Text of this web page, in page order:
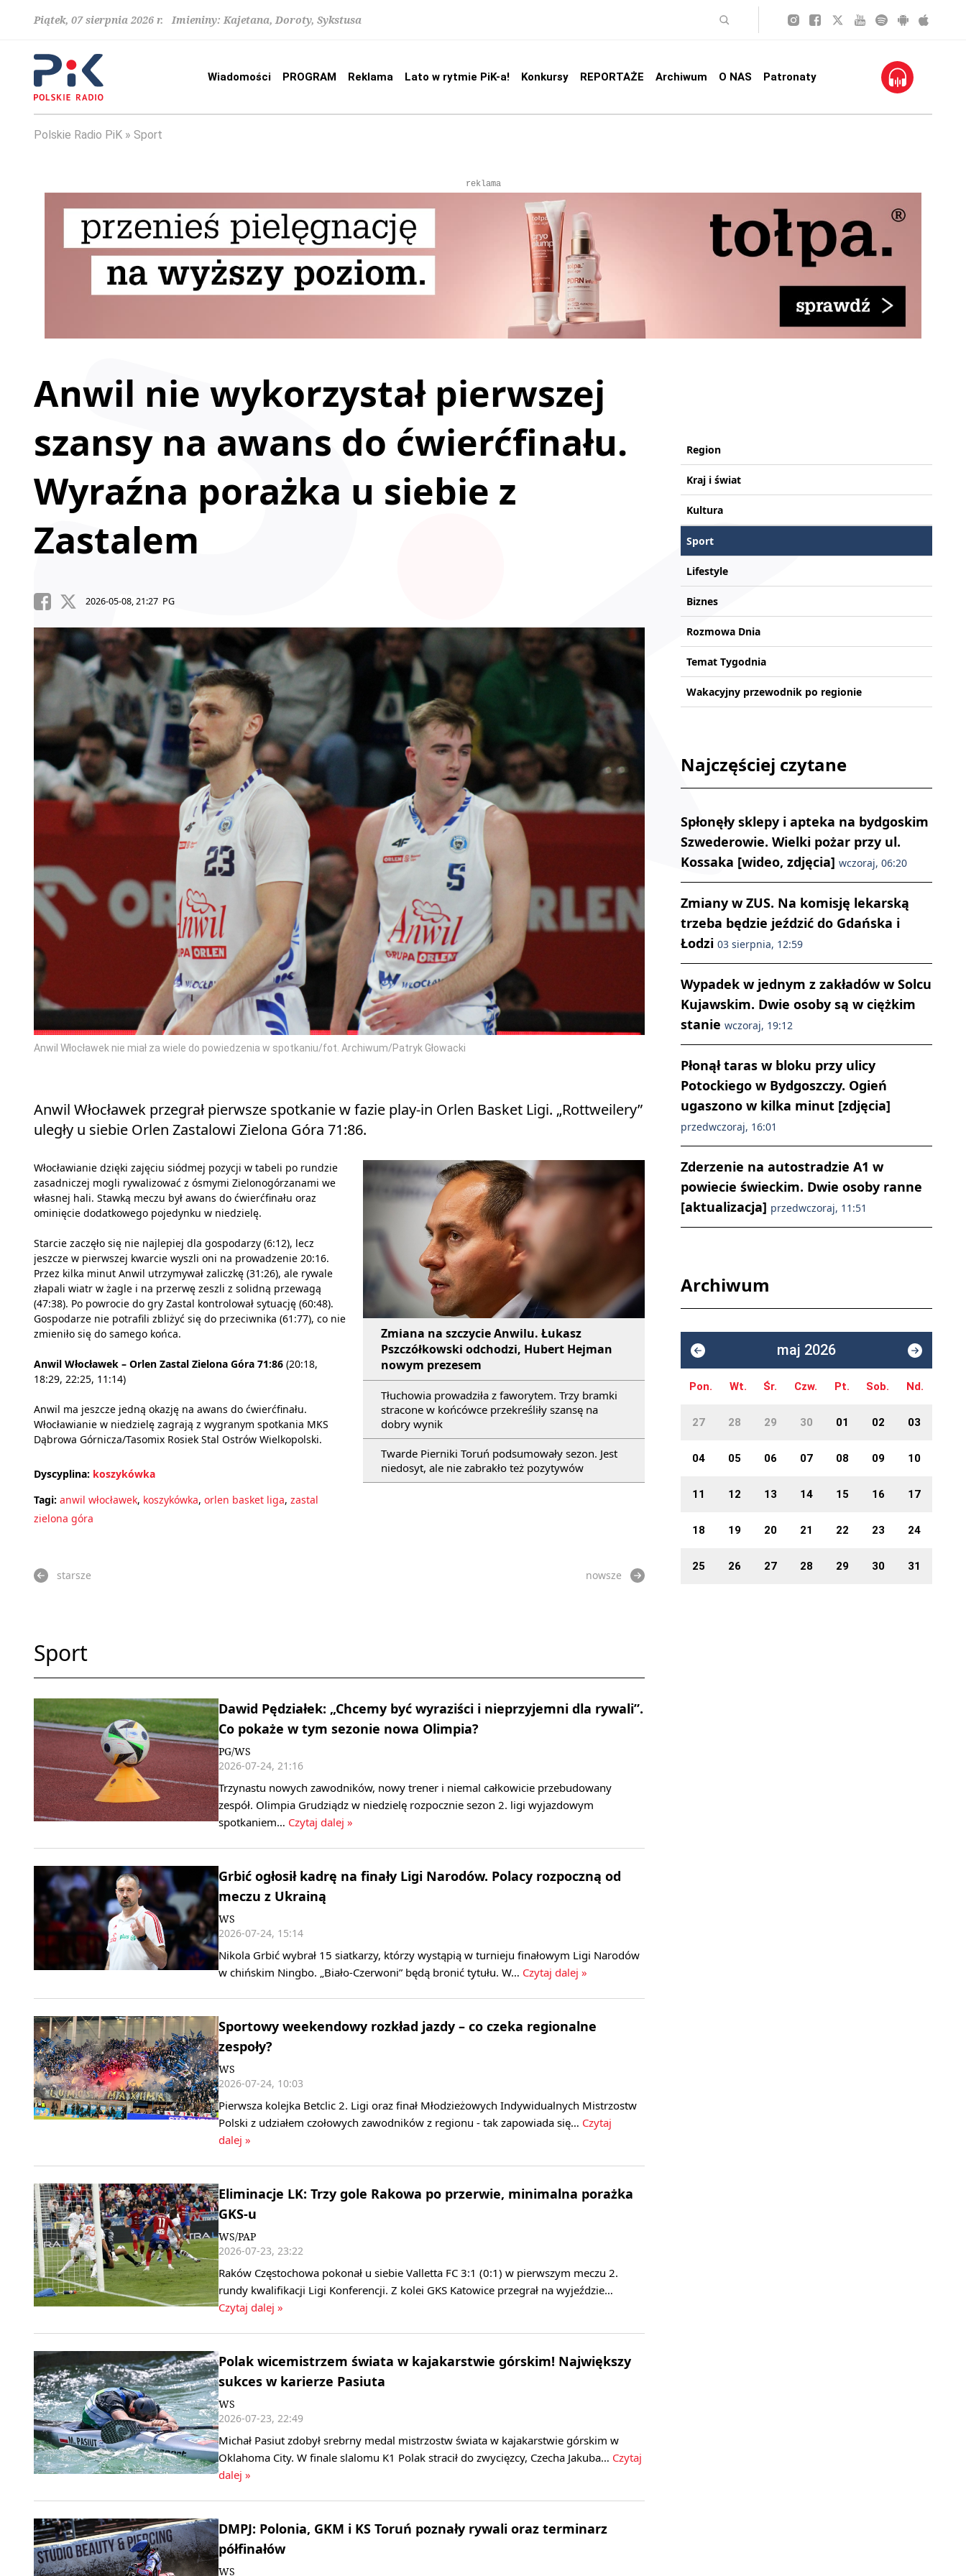
Piątek, 07 sierpnia 2026 r. Imieniny: Kajetana, Doroty, Sykstusa
Wiadomości PROGRAM Reklama Lato w rytmie PiK-a! Konkursy REPORTAŻE Archiwum O NAS Patronaty
Polskie Radio PiK Sport
reklama
Anwil nie wykorzystał pierwszej
szansy na awans do ćwierćfinału.
Wyraźna porażka u siebie z
Zastalem
2026-05-08, 21:27 PG
Anwil Włocławek nie miał za wiele do powiedzenia w spotkaniu/fot. Archiwum/Patryk Głowacki
Anwil Włocławek przegrał pierwsze spotkanie w fazie play-in Orlen Basket Ligi. „Rottweilery”
uległy u siebie Orlen Zastalowi Zielona Góra 71:86.
Zmiana na szczycie Anwilu. Łukasz
Pszczółkowski odchodzi, Hubert Hejman
nowym prezesem
Tłuchowia prowadziła z faworytem. Trzy bramki
stracone w końcówce przekreśliły szansę na
dobry wynik
Twarde Pierniki Toruń podsumowały sezon. Jest
niedosyt, ale nie zabrakło też pozytywów
Włocławianie dzięki zajęciu siódmej pozycji w tabeli po rundzie
zasadniczej mogli rywalizować z ósmymi Zielonogórzanami we
własnej hali. Stawką meczu był awans do ćwierćfinału oraz
ominięcie dodatkowego pojedynku w niedzielę.
Starcie zaczęło się nie najlepiej dla gospodarzy (6:12), lecz
jeszcze w pierwszej kwarcie wyszli oni na prowadzenie 20:16.
Przez kilka minut Anwil utrzymywał zaliczkę (31:26), ale rywale
złapali wiatr w żagle i na przerwę zeszli z solidną przewagą
(47:38). Po powrocie do gry Zastal kontrolował sytuację (60:48).
Gospodarze nie potrafili zbliżyć się do przeciwnika (61:77), co nie
zmieniło się do samego końca.
Anwil Włocławek – Orlen Zastal Zielona Góra 71:86 (20:18,
18:29, 22:25, 11:14)
Anwil ma jeszcze jedną okazję na awans do ćwierćfinału.
Włocławianie w niedzielę zagrają z wygranym spotkania MKS
Dąbrowa Górnicza/Tasomix Rosiek Stal Ostrów Wielkopolski.
Dyscyplina: koszykówka
Tagi: anwil włocławek, koszykówka, orlen basket liga, zastal
zielona góra
starsze nowsze
Sport
Dawid Pędziałek: „Chcemy być wyraziści i nieprzyjemni dla rywali”.
Co pokaże w tym sezonie nowa Olimpia?
PG/WS
2026-07-24, 21:16
Trzynastu nowych zawodników, nowy trener i niemal całkowicie przebudowany
zespół. Olimpia Grudziądz w niedzielę rozpocznie sezon 2. ligi wyjazdowym
spotkaniem… Czytaj dalej »
Grbić ogłosił kadrę na finały Ligi Narodów. Polacy rozpoczną od
meczu z Ukrainą
WS
2026-07-24, 15:14
Nikola Grbić wybrał 15 siatkarzy, którzy wystąpią w turnieju finałowym Ligi Narodów
w chińskim Ningbo. „Biało-Czerwoni” będą bronić tytułu. W… Czytaj dalej »
Sportowy weekendowy rozkład jazdy – co czeka regionalne
zespoły?
WS
2026-07-24, 10:03
Pierwsza kolejka Betclic 2. Ligi oraz finał Młodzieżowych Indywidualnych Mistrzostw
Polski z udziałem czołowych zawodników z regionu - tak zapowiada się… Czytaj
dalej »
Eliminacje LK: Trzy gole Rakowa po przerwie, minimalna porażka
GKS-u
WS/PAP
2026-07-23, 23:22
Raków Częstochowa pokonał u siebie Valletta FC 3:1 (0:1) w pierwszym meczu 2.
rundy kwalifikacji Ligi Konferencji. Z kolei GKS Katowice przegrał na wyjeździe…
Czytaj dalej »
Polak wicemistrzem świata w kajakarstwie górskim! Największy
sukces w karierze Pasiuta
WS
2026-07-23, 22:49
Michał Pasiut zdobył srebrny medal mistrzostw świata w kajakarstwie górskim w
Oklahoma City. W finale slalomu K1 Polak stracił do zwycięzcy, Czecha Jakuba… Czytaj
dalej »
DMPJ: Polonia, GKM i KS Toruń poznały rywali oraz terminarz
półfinałów
WS
Region
Kraj i świat
Kultura
Sport
Lifestyle
Biznes
Rozmowa Dnia
Temat Tygodnia
Wakacyjny przewodnik po regionie
Najczęściej czytane
Spłonęły sklepy i apteka na bydgoskim
Szwederowie. Wielki pożar przy ul.
Kossaka [wideo, zdjęcia] wczoraj, 06:20
Zmiany w ZUS. Na komisję lekarską
trzeba będzie jeździć do Gdańska i
Łodzi 03 sierpnia, 12:59
Wypadek w jednym z zakładów w Solcu
Kujawskim. Dwie osoby są w ciężkim
stanie wczoraj, 19:12
Płonął taras w bloku przy ulicy
Potockiego w Bydgoszczy. Ogień
ugaszono w kilka minut [zdjęcia]
przedwczoraj, 16:01
Zderzenie na autostradzie A1 w
powiecie świeckim. Dwie osoby ranne
[aktualizacja] przedwczoraj, 11:51
Archiwum
maj 2026
Pon. Wt. Śr. Czw. Pt. Sob. Nd.
27 28 29 30 01 02 03
04 05 06 07 08 09 10
11 12 13 14 15 16 17
18 19 20 21 22 23 24
25 26 27 28 29 30 31